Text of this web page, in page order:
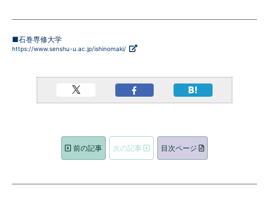
■石巻専修大学
https://www.senshu-u.ac.jp/ishinomaki/
前の記事 次の記事 目次ページ